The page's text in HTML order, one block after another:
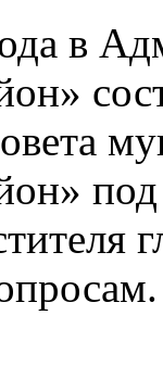
в